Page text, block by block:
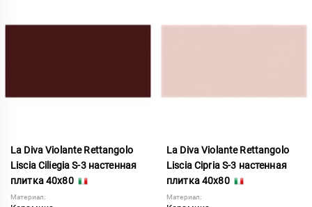
La Diva Violante Rettangolo
Liscia Ciliegia S-3 настенная
плитка 40x80
Материал:
La Diva Violante Rettangolo
Liscia Cipria S-3 настенная
плитка 40x80
Материал: